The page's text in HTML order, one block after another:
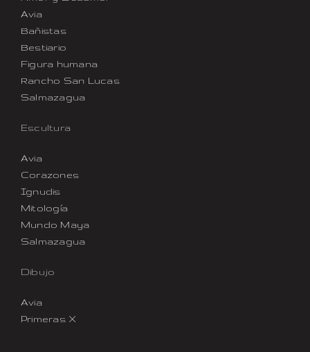
Avia
Bañistas
Bestiario
Figura humana
Rancho San Lucas
Salmazagua
Escultura
Avia
Corazones
Ignudis
Mitología
Mundo Maya
Salmazagua
Dibujo
Avia
Primeras X